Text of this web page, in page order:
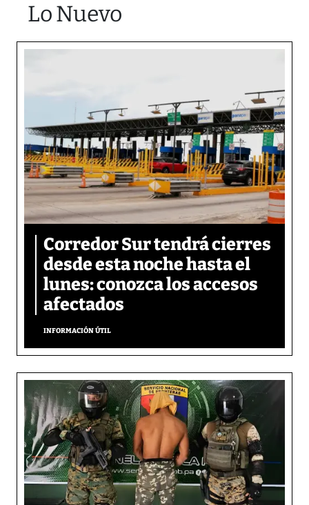
Lo Nuevo
Corredor Sur tendrá cierres
desde esta noche hasta el
lunes: conozca los accesos
afectados
INFORMACIÓN ÚTIL